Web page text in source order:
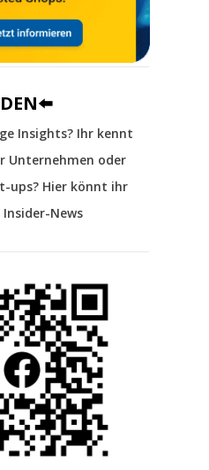
Insights? Ihr kennt
Unternehmen oder
ups? Hier könnt ihr
Insider-News